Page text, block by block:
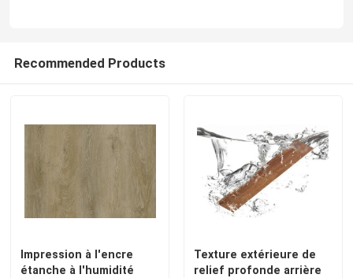
Recommended Products
Impression à l'encre
étanche à l'humidité
Texture extérieure de
relief profonde arrière